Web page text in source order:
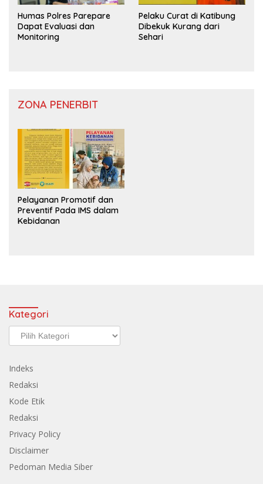
Humas Polres Parepare
Dapat Evaluasi dan
Monitoring
Pelaku Curat di Katibung
Dibekuk Kurang dari
Sehari
ZONA PENERBIT
Pelayanan Promotif dan
Preventif Pada IMS dalam
Kebidanan
Kategori
Kategori
Indeks
Redaksi
Kode Etik
Redaksi
Privacy Policy
Disclaimer
Pedoman Media Siber